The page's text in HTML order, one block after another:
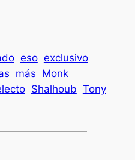
eso exclusivo
más Monk
Shalhoub Tony